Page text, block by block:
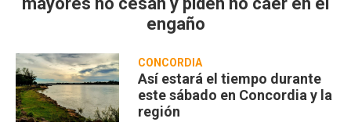
engaño
CONCORDIA
Así estará el tiempo durante
este sábado en Concordia y la
región